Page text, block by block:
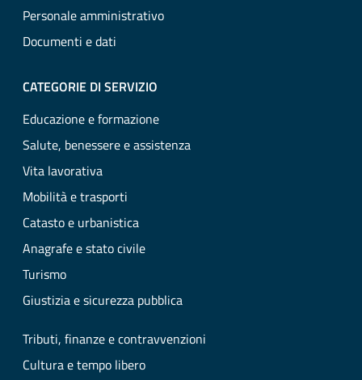
Personale amministrativo
Documenti e dati
CATEGORIE DI SERVIZIO
Educazione e formazione
Salute, benessere e assistenza
Vita lavorativa
Mobilità e trasporti
Catasto e urbanistica
Anagrafe e stato civile
Turismo
Giustizia e sicurezza pubblica
Tributi, finanze e contravvenzioni
Cultura e tempo libero